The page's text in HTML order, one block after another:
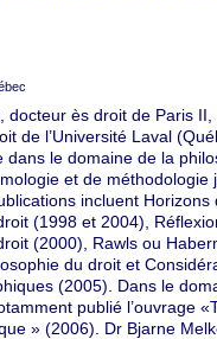
docteur ès droit de Paris
de l’Université Laval
dans le domaine de la
et de méthodologie
incluent Horizons
(1998 et 2004),
(2000), Rawls ou
du droit et
(2005). Dans le
publié l’ouvrage
» (2006). Dr Bjarne